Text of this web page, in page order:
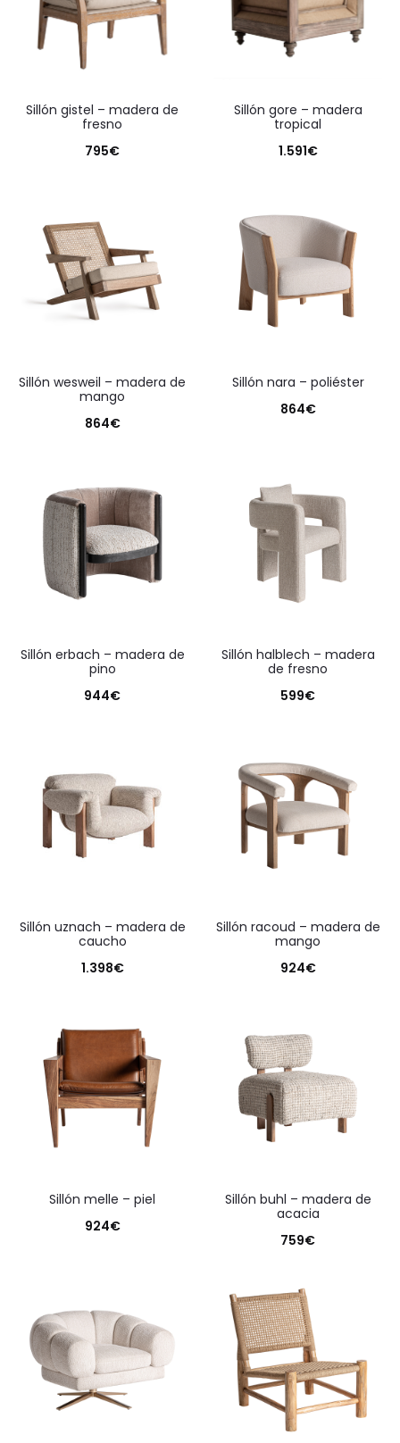
sillón gistel – madera de
fresno
795€
sillón gore – madera
tropical
1.591€
sillón wesweil – madera de
mango
864€
sillón nara – poliéster
864€
sillón erbach – madera de
pino
944€
sillón halblech – madera
de fresno
599€
sillón uznach – madera de
caucho
1.398€
sillón racoud – madera de
mango
924€
sillón melle – piel
924€
sillón buhl – madera de
acacia
759€